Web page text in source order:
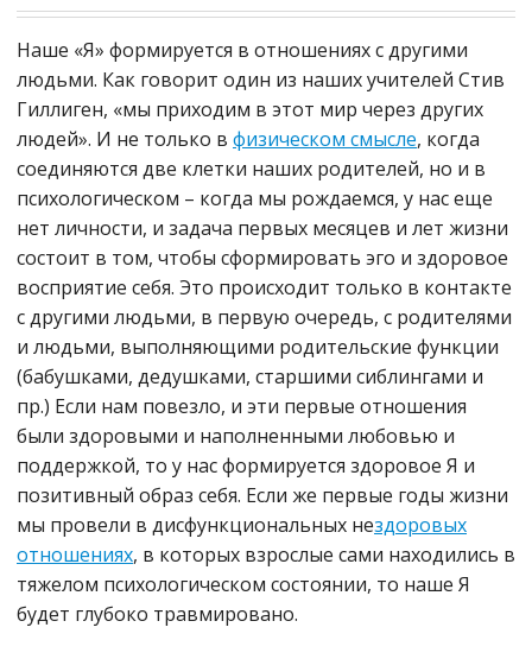
Наше «Я» формируется в отношениях с другими
людьми. Как говорит один из наших учителей Стив
Гиллиген, «мы приходим в этот мир через других
людей». И не только в физическом смысле, когда
соединяются две клетки наших родителей, но и в
психологическом – когда мы рождаемся, у нас еще
нет личности, и задача первых месяцев и лет жизни
состоит в том, чтобы сформировать эго и здоровое
восприятие себя. Это происходит только в контакте
с другими людьми, в первую очередь, с родителями
и людьми, выполняющими родительские функции
(бабушками, дедушками, старшими сиблингами и
пр.) Если нам повезло, и эти первые отношения
были здоровыми и наполненными любовью и
поддержкой, то у нас формируется здоровое Я и
позитивный образ себя. Если же первые годы жизни
мы провели в дисфункциональных нездоровых
отношениях, в которых взрослые сами находились в
тяжелом психологическом состоянии, то наше Я
будет глубоко травмировано.